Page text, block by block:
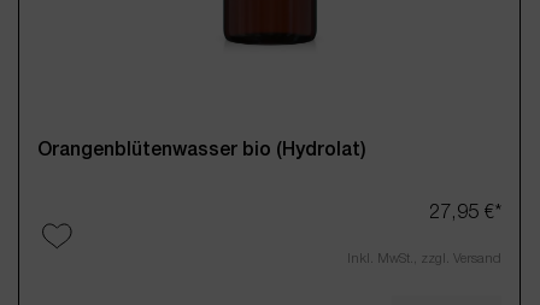
Orangenblütenwasser bio (Hydrolat)
27,95 €*
Inkl. MwSt., zzgl. Versand